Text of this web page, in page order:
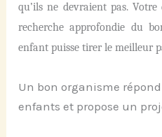
qu’ils ne devraient pas.
recherche approfondie du
enfant puisse tirer le meilleur
Un bon organisme
enfants et propose un